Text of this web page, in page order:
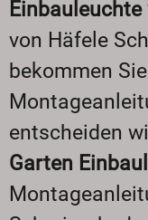
von Häfele
bekommen
entscheiden
Garten